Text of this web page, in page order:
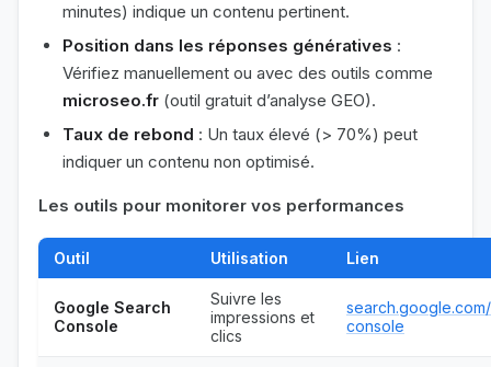
minutes) indique un contenu pertinent.
Position dans les réponses génératives :
Vérifiez manuellement ou avec des outils comme
microseo.fr (outil gratuit d’analyse GEO).
Taux de rebond : Un taux élevé (> 70%) peut
indiquer un contenu non optimisé.
Les outils pour monitorer vos performances
Outil Utilisation Lien
Google Search
Console
Suivre les
impressions et
clics
console